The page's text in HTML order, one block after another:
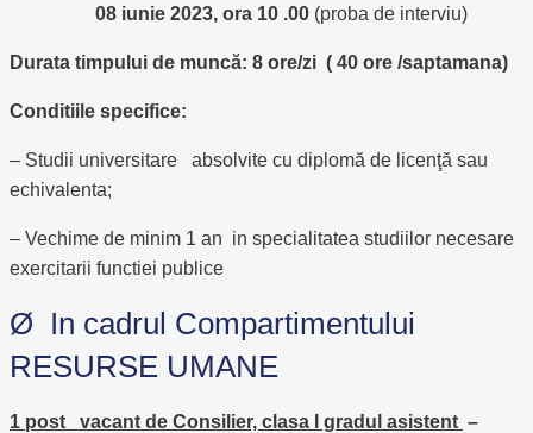
08 iunie 2023, ora 10 .00 (proba de interviu)
Durata timpului de muncă: 8 ore/zi ( 40 ore /saptamana)
Conditiile specifice:
– Studii universitare absolvite cu diplomă de licenţă sau
echivalenta;
– Vechime de minim 1 an in specialitatea studiilor necesare
exercitarii functiei publice
Ø In cadrul Compartimentului
RESURSE UMANE
1 post vacant de Consilier, clasa I gradul asistent –